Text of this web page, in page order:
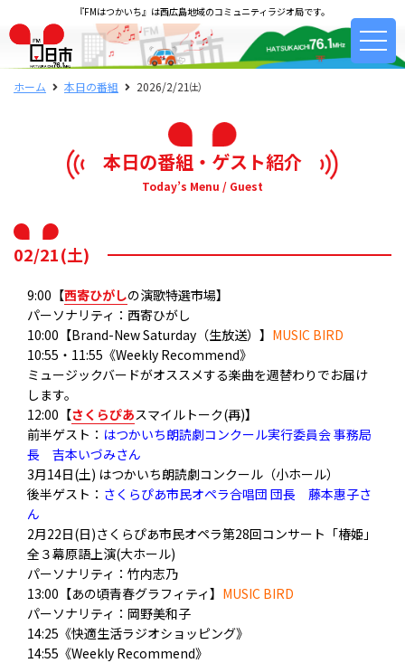
『FMはつかいち』は西広島地域のコミュニティラジオ局です。
ホーム 本日の番組 2026/2/21㈯
本日の番組・ゲスト紹介
Today’s Menu / Guest
02/21(土)
9:00【西寄ひがしの演歌特選市場】
パーソナリティ：西寄ひがし
10:00【Brand-New Saturday（生放送）】 MUSIC BIRD
10:55・11:55《Weekly Recommend》
ミュージックバードがオススメする楽曲を週替わりでお届け
します。
12:00【さくらぴあスマイルトーク(再)】
前半ゲスト： はつかいち朗読劇コンクール実行委員会 事務局
長 吉本いづみさん
3月14日(土) はつかいち朗読劇コンクール（小ホール）
後半ゲスト： さくらぴあ市民オペラ合唱団 団長 藤本惠子さ
ん
2月22日(日)さくらぴあ市民オペラ第28回コンサート「椿姫」
全３幕原語上演(大ホール)
パーソナリティ：竹内志乃
13:00【あの頃青春グラフィティ】 MUSIC BIRD
パーソナリティ：岡野美和子
14:25《快適生活ラジオショッピング》
14:55《Weekly Recommend》